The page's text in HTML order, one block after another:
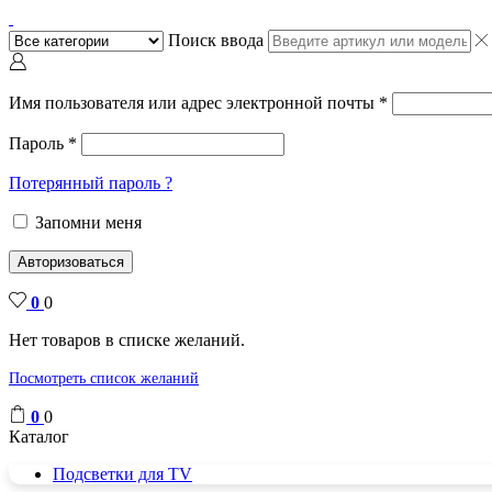
Поиск ввода
Имя пользователя или адрес электронной почты *
Пароль *
Потерянный пароль ?
Запомни меня
Авторизоваться
0 0
Нет товаров в списке желаний.
Посмотреть список желаний
0 0
Каталог
Подсветки для TV